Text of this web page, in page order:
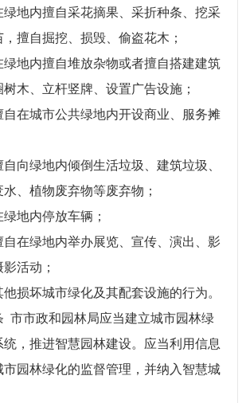
内擅自采花摘果、采折种条、挖采
擅自掘挖、损毁、偷盗花木；
内擅自堆放杂物或者擅自搭建建筑
木、立杆竖牌、设置广告设施；
城市公共绿地内开设商业、服务摊
绿地内倾倒生活垃圾、建筑垃圾、
、植物废弃物等废弃物；
内停放车辆；
绿地内举办展览、宣传、演出、影
活动；
坏城市绿化及其配套设施的行为。
市政和园林局应当建立城市园林绿
，推进智慧园林建设。应当利用信息
园林绿化的监督管理，并纳入智慧城